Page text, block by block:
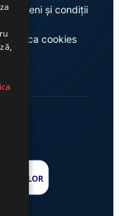
Termeni și condiții
Politica cookies